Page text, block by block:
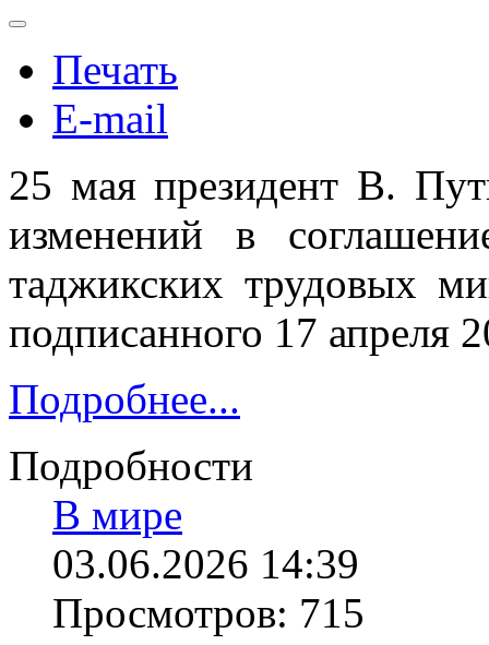
Печать
E-mail
25 мая президент В.
изменений в
таджикских трудовых
подписанного 17 апреля
Подробнее...
Подробности
В мире
03.06.2026 14:39
Просмотров: 715